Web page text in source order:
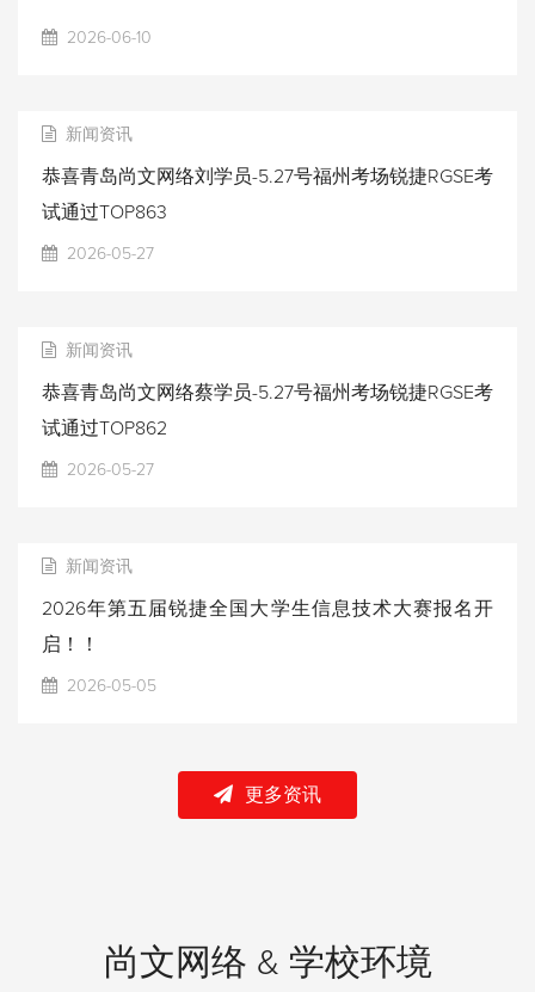
2026-06-10
新闻资讯
恭喜青岛尚文网络刘学员-5.27号福州考场锐捷RGSE考
试通过TOP863
2026-05-27
新闻资讯
恭喜青岛尚文网络蔡学员-5.27号福州考场锐捷RGSE考
试通过TOP862
2026-05-27
新闻资讯
2026年第五届锐捷全国大学生信息技术大赛报名开
启！！
2026-05-05
更多资讯
尚文网络 & 学校环境